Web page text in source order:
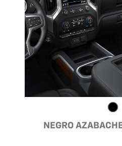
NEGRO